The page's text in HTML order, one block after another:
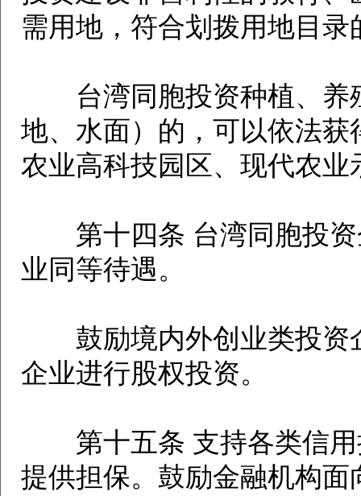
需用地，符合划拨用地目
台湾同胞投资种植、养
地、水面）的，可以依法
农业高科技园区、现代农
第十四条 台湾同胞投资
业同等待遇。
鼓励境内外创业类投资
企业进行股权投资。
第十五条 支持各类信用
提供担保。鼓励金融机构